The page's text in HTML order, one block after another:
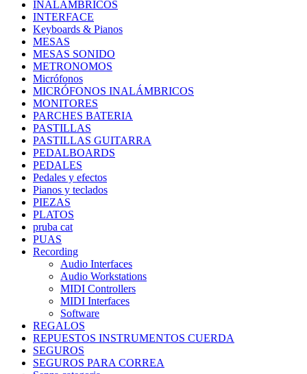
INALAMBRICOS
INTERFACE
Keyboards & Pianos
MESAS
MESAS SONIDO
METRONOMOS
Micrófonos
MICRÓFONOS INALÁMBRICOS
MONITORES
PARCHES BATERIA
PASTILLAS
PASTILLAS GUITARRA
PEDALBOARDS
PEDALES
Pedales y efectos
Pianos y teclados
PIEZAS
PLATOS
pruba cat
PUAS
Recording
Audio Interfaces
Audio Workstations
MIDI Controllers
MIDI Interfaces
Software
REGALOS
REPUESTOS INSTRUMENTOS CUERDA
SEGUROS
SEGUROS PARA CORREA